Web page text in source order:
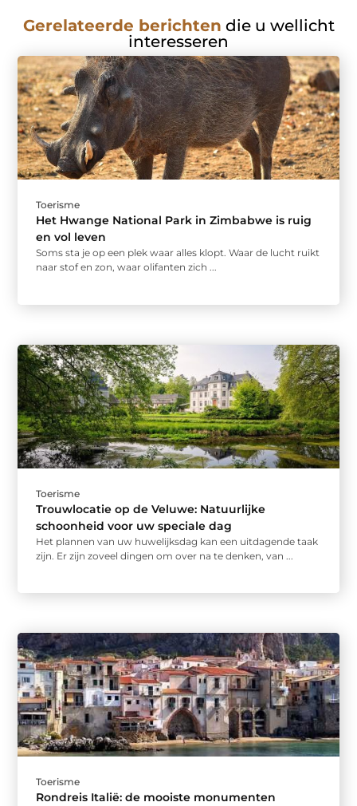
Gerelateerde berichten die u wellicht
interesseren
Toerisme
Het Hwange National Park in Zimbabwe is ruig
en vol leven
Soms sta je op een plek waar alles klopt. Waar de lucht ruikt
naar stof en zon, waar olifanten zich ...
Toerisme
Trouwlocatie op de Veluwe: Natuurlijke
schoonheid voor uw speciale dag
Het plannen van uw huwelijksdag kan een uitdagende taak
zijn. Er zijn zoveel dingen om over na te denken, van ...
Toerisme
Rondreis Italië: de mooiste monumenten